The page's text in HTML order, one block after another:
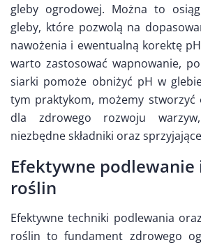
gleby ogrodowej. Można to
gleby, które pozwolą na
nawożenia i ewentualną korektę
warto zastosować wapnowanie,
siarki pomoże obniżyć pH w
tym praktykom, możemy stworzyć
dla zdrowego rozwoju
niezbędne składniki oraz
Efektywne podlewanie
roślin
Efektywne techniki podlewania
roślin to fundament zdrowego